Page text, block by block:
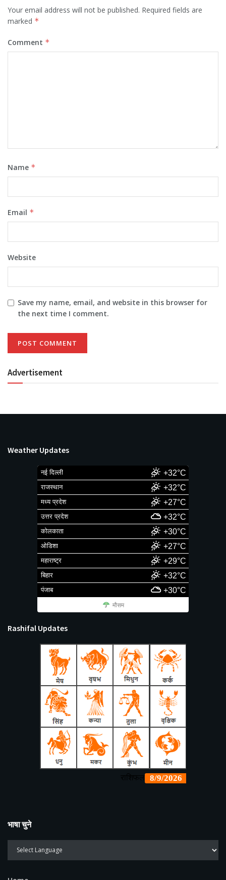
Your email address will not be published. Required fields are
marked *
Comment *
Name *
Email *
Website
Save my name, email, and website in this browser for
the next time I comment.
Advertisement
Weather Updates
नई दिल्ली +32°C
राजस्थान +32°C
मध्य प्रदेश +27°C
उत्तर प्रदेश +32°C
कोलकाता +30°C
ओडिशा +27°C
महाराष्ट्र +29°C
बिहार +32°C
पंजाब +30°C
मौसम
Rashifal Updates
भाषा चुने